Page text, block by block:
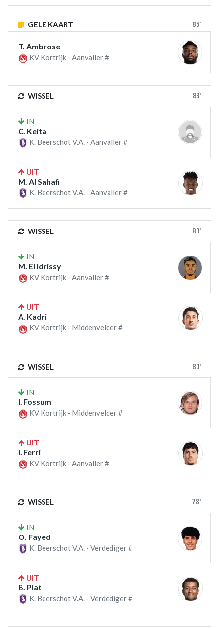
GELE KAART 85'
T. Ambrose
KV Kortrijk - Aanvaller #
WISSEL 83'
IN
C. Keita
K. Beerschot V.A. - Aanvaller #
UIT
M. Al Sahafi
K. Beerschot V.A. - Aanvaller #
WISSEL 80'
IN
M. El Idrissy
KV Kortrijk - Aanvaller #
UIT
A. Kadri
KV Kortrijk - Middenvelder #
WISSEL 80'
IN
I. Fossum
KV Kortrijk - Middenvelder #
UIT
I. Ferri
KV Kortrijk - Aanvaller #
WISSEL 78'
IN
O. Fayed
K. Beerschot V.A. - Verdediger #
UIT
B. Plat
K. Beerschot V.A. - Verdediger #